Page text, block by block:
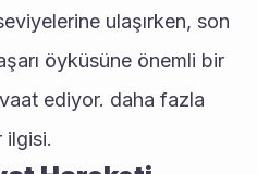
ulaşırken, son
öyküsüne önemli bir
ediyor. daha fazla
ilgisi.